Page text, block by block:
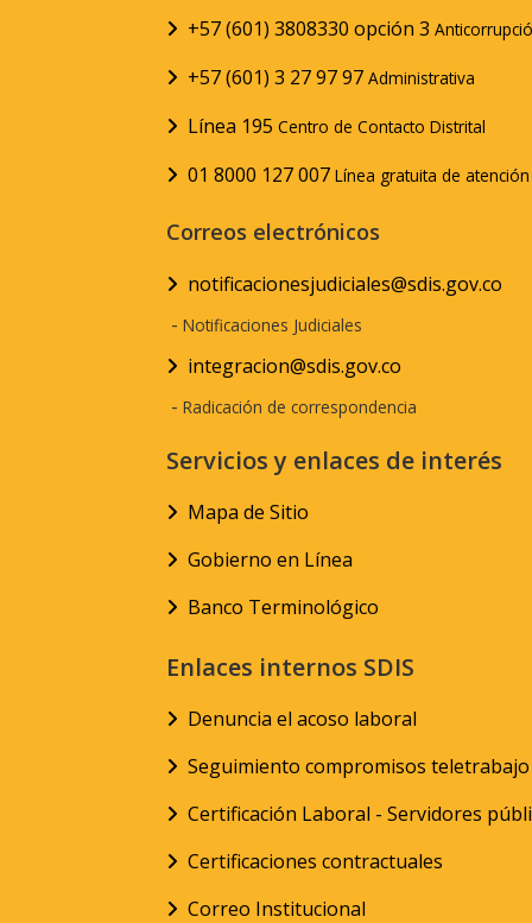
+57 (601) 3808330 opción 3
+57 (601) 3 27 97 97 Administrativa
Línea 195 Centro de Contacto Distrital
01 8000 127 007 Línea gratuita de
Correos electrónicos
notificacionesjudiciales@sdis.gov.co
- Notificaciones Judiciales
integracion@sdis.gov.co
- Radicación de correspondencia
Servicios y enlaces de interés
Mapa de Sitio
Gobierno en Línea
Banco Terminológico
Enlaces internos SDIS
Denuncia el acoso laboral
Seguimiento compromisos teletrabajo
Certificación Laboral - Servidores
Certificaciones contractuales
Correo Institucional